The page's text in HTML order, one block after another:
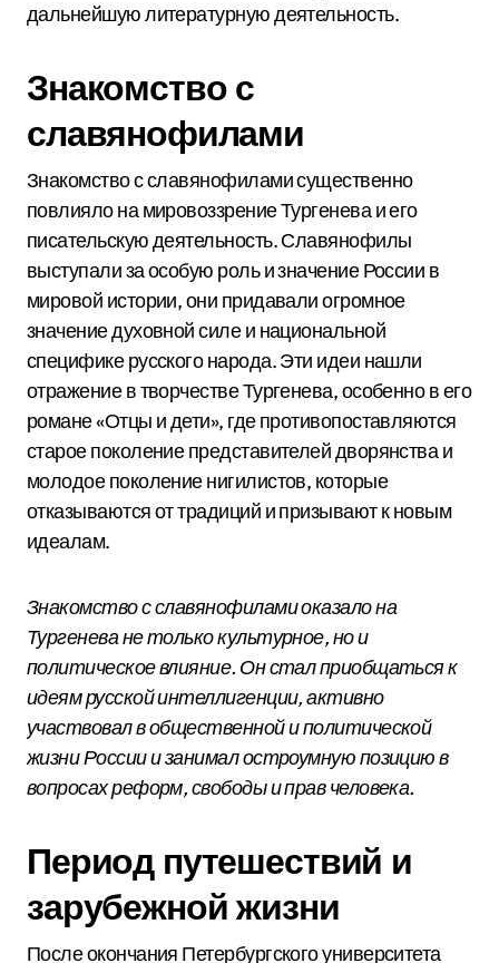
дальнейшую литературную деятельность.
Знакомство с
славянофилами
Знакомство с славянофилами существенно
повлияло на мировоззрение Тургенева и его
писательскую деятельность. Славянофилы
выступали за особую роль и значение России в
мировой истории, они придавали огромное
значение духовной силе и национальной
специфике русского народа. Эти идеи нашли
отражение в творчестве Тургенева, особенно в его
романе «Отцы и дети», где противопоставляются
старое поколение представителей дворянства и
молодое поколение нигилистов, которые
отказываются от традиций и призывают к новым
идеалам.
Знакомство с славянофилами оказало на
Тургенева не только культурное, но и
политическое влияние. Он стал приобщаться к
идеям русской интеллигенции, активно
участвовал в общественной и политической
жизни России и занимал остроумную позицию в
вопросах реформ, свободы и прав человека.
Период путешествий и
зарубежной жизни
После окончания Петербургского университета